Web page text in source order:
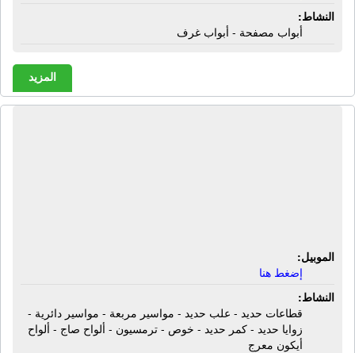
النشاط:
أبواب مصفحة - أبواب غرف
المزيد
الموبيل:
إضغط هنا
النشاط:
قطاعات حديد - علب حديد - مواسير مربعة - مواسير دائرية -
زوايا حديد - كمر حديد - خوص - ترمسيون - ألواح صاج - ألواح
أيكون معرج